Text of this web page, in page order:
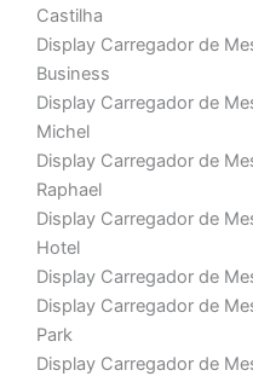
Castilha
Display Carregador de
Business
Display Carregador de
Michel
Display Carregador de
Raphael
Display Carregador de
Hotel
Display Carregador de
Display Carregador de
Park
Display Carregador de